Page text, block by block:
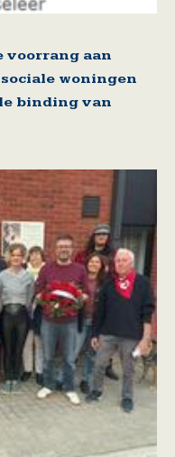
voorrang aan
woningen
binding van